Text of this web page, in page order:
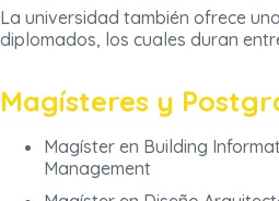
La universidad también ofrece
diplomados, los cuales duran
Magísteres y
Magíster en Building
Management